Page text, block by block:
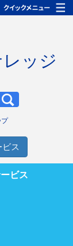
ッジ
プ
ス
ビス